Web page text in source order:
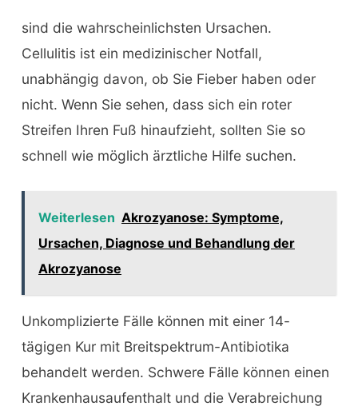
sind die wahrscheinlichsten Ursachen.
Cellulitis ist ein medizinischer Notfall,
unabhängig davon, ob Sie Fieber haben oder
nicht. Wenn Sie sehen, dass sich ein roter
Streifen Ihren Fuß hinaufzieht, sollten Sie so
schnell wie möglich ärztliche Hilfe suchen.
Weiterlesen Akrozyanose: Symptome,
Ursachen, Diagnose und Behandlung der
Akrozyanose
Unkomplizierte Fälle können mit einer 14-
tägigen Kur mit Breitspektrum-Antibiotika
behandelt werden. Schwere Fälle können einen
Krankenhausaufenthalt und die Verabreichung